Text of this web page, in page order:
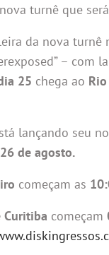
turnê que
da nova turnê
–
25 chega ao
lançando seu
de agosto.
começam as
Curitiba começam